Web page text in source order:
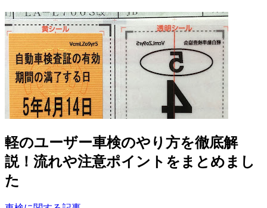
軽のユーザー車検のやり方を徹底解
説！流れや注意ポイントをまとめまし
た